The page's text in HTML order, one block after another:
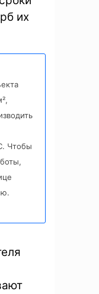
их
Чтобы